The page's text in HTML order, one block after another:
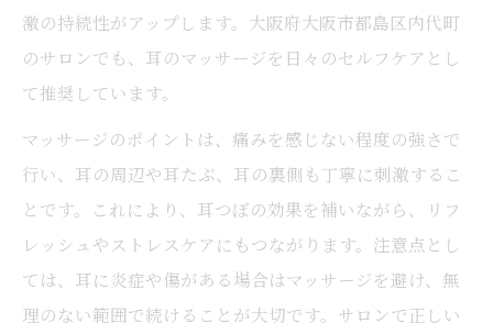
激の持続性がアップします。大阪府大阪市都島区内代町
のサロンでも、耳のマッサージを日々のセルフケアとし
て推奨しています。
マッサージのポイントは、痛みを感じない程度の強さで
行い、耳の周辺や耳たぶ、耳の裏側も丁寧に刺激するこ
とです。これにより、耳つぼの効果を補いながら、リフ
レッシュやストレスケアにもつながります。注意点とし
ては、耳に炎症や傷がある場合はマッサージを避け、無
理のない範囲で続けることが大切です。サロンで正しい